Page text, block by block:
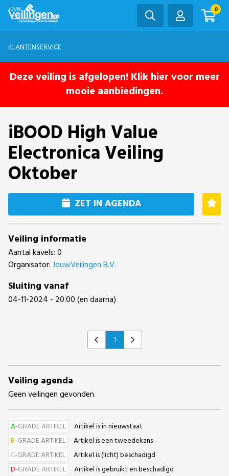
0
KLANTENSERVICE
Deze veiling is afgelopen! Klik hier voor meer
mooie aanbiedingen.
iBOOD High Value
Electronica Veiling
Oktober
ZET IN AGENDA
Veiling informatie
Aantal kavels: 0
Organisator:JouwVeilingen B.V.
Sluiting vanaf
04-11-2024 - 20:00 (en daarna)
Previous
1 Next
Veiling agenda
Geen veilingen gevonden.
A-GRADE ARTIKEL
Artikel is in nieuwstaat
B-GRADE ARTIKEL
Artikel is een tweedekans
C-GRADE ARTIKEL
Artikel is (licht) beschadigd
D-GRADE ARTIKEL Artikel is gebruikt en beschadigd